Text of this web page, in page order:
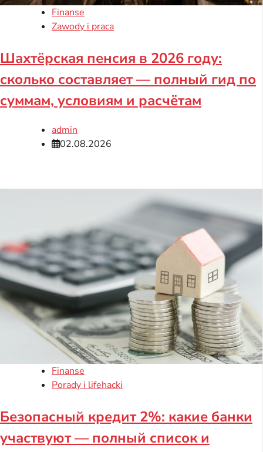
Finanse
Zawody i praca
Шахтёрская пенсия в 2026 году:
сколько составляет — полный гид по
суммам, условиям и расчётам
admin
02.08.2026
Finanse
Porady i lifehacki
Безопасный кредит 2%: какие банки
участвуют — полный список и